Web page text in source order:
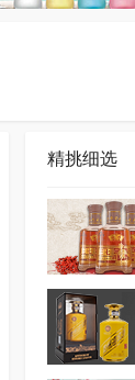
精挑细选